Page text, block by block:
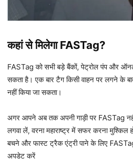
कहां से मिलेगा FASTag?
FASTag को सभी बड़े बैंकों, पेट्रोल पंप और
सकता है। एक बार टैग किसी वाहन पर लगने के
नहीं किया जा सकता।
अगर आपने अब तक अपनी गाड़ी पर FASTag
लगवा लें, वरना महाराष्ट्र में सफर करना मुश्किल
बचने और फास्ट ट्रैक एंट्री पाने के लिए
अपडेट करें